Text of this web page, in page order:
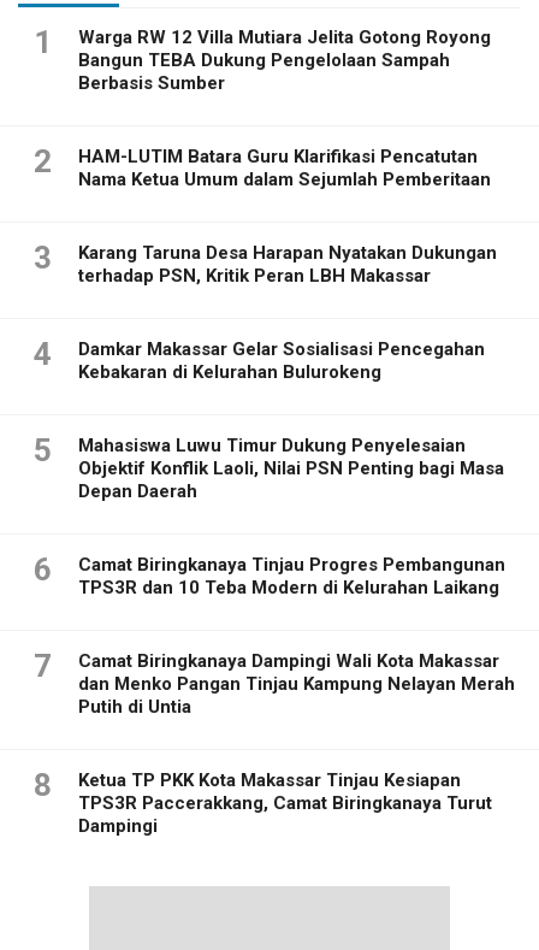
1
Warga RW 12 Villa Mutiara Jelita Gotong Royong
Bangun TEBA Dukung Pengelolaan Sampah
Berbasis Sumber
2
HAM-LUTIM Batara Guru Klarifikasi Pencatutan
Nama Ketua Umum dalam Sejumlah Pemberitaan
3
Karang Taruna Desa Harapan Nyatakan Dukungan
terhadap PSN, Kritik Peran LBH Makassar
4
Damkar Makassar Gelar Sosialisasi Pencegahan
Kebakaran di Kelurahan Bulurokeng
5
Mahasiswa Luwu Timur Dukung Penyelesaian
Objektif Konflik Laoli, Nilai PSN Penting bagi Masa
Depan Daerah
6
Camat Biringkanaya Tinjau Progres Pembangunan
TPS3R dan 10 Teba Modern di Kelurahan Laikang
7
Camat Biringkanaya Dampingi Wali Kota Makassar
dan Menko Pangan Tinjau Kampung Nelayan Merah
Putih di Untia
8
Ketua TP PKK Kota Makassar Tinjau Kesiapan
TPS3R Paccerakkang, Camat Biringkanaya Turut
Dampingi